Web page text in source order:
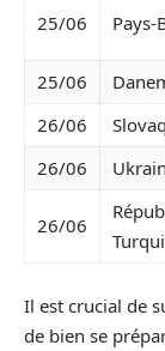
25/06 Pays-
25/06
26/06
26/06
26/06
Il est crucial de
de bien se